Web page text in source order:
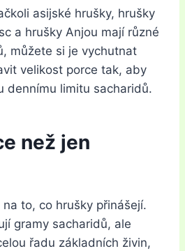
asijské hrušky, hrušky
a hrušky Anjou mají různé
můžete si je vychutnat
velikost porce tak, aby
dennímu limitu sacharidů.
než jen
to, co hrušky přinášejí.
gramy sacharidů, ale
řadu základních živin,